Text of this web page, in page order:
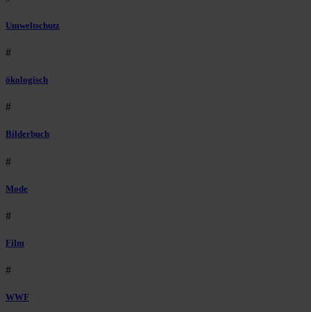
Umweltschutz
#
ökologisch
#
Bilderbuch
#
Mode
#
Film
#
WWF